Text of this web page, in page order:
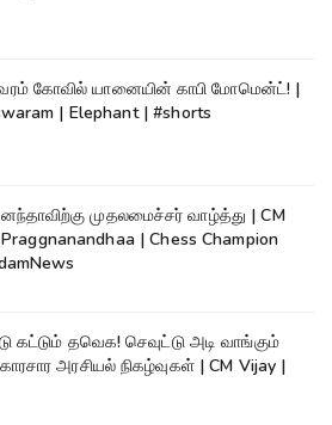
கோவில் யானையின் காபி மோமென்ட்! |
| Elephant | #shorts
முதலமைச்சர் வாழ்த்து | CM
| Chess Champion
கட்டும் தவெக! செவுட்டு அடி வாங்கும்
அரசியல் நிகழ்வுகள் | CM Vijay |